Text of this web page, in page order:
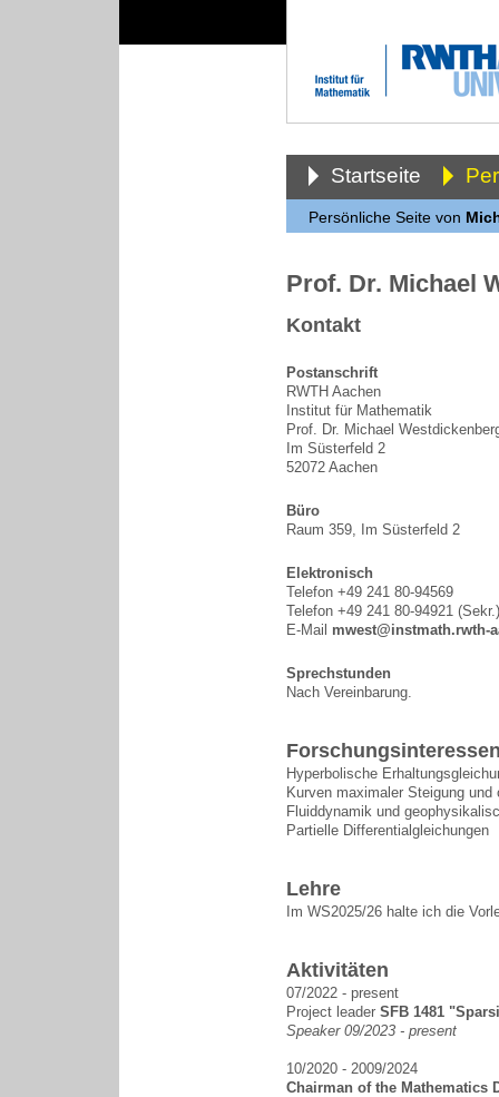
Startseite
Persönliche Seite von
Prof. Dr. Michael
Kontakt
Postanschrift
RWTH Aachen
Institut für Mathematik
Prof. Dr. Michael
Im Süsterfeld 2
52072 Aachen
Büro
Raum 359, Im Süsterfeld 2
Elektronisch
Telefon +49 241 80-94569
Telefon +49 241 80-94921 (Sekr.)
E-Mail mwest@instmath.rwth-
Sprechstunden
Nach Vereinbarung.
Hyperbolische
Kurven maximaler Steigung und
Fluiddynamik und
Partielle Differentialgleichungen
Lehre
Im WS2025/26 halte ich die
Aktivitäten
07/2022 - present
Project leader SFB 1481
Speaker 09/2023 - present
10/2020 - 2009/2024
Chairman of the Mathematics